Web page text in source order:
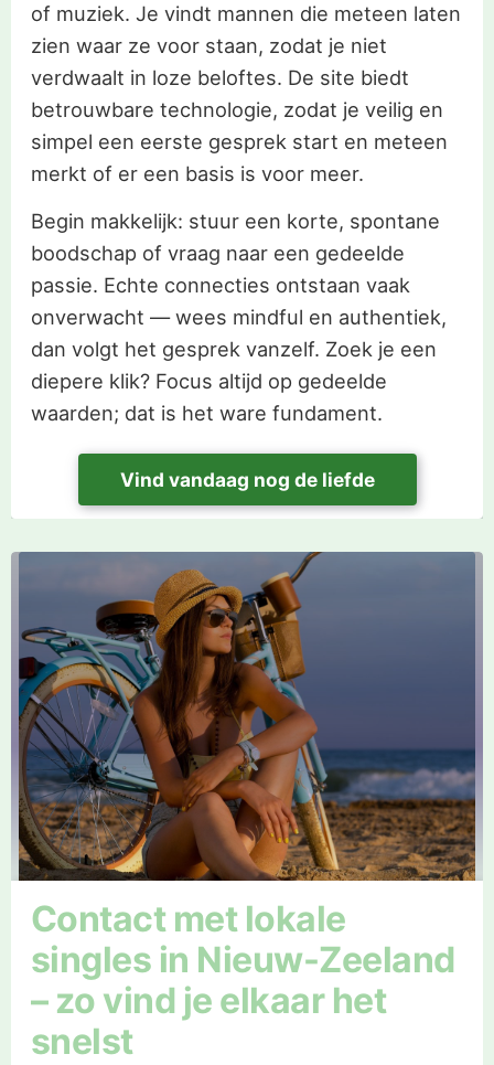
of muziek. Je vindt mannen die meteen laten
zien waar ze voor staan, zodat je niet
verdwaalt in loze beloftes. De site biedt
betrouwbare technologie, zodat je veilig en
simpel een eerste gesprek start en meteen
merkt of er een basis is voor meer.
Begin makkelijk: stuur een korte, spontane
boodschap of vraag naar een gedeelde
passie. Echte connecties ontstaan vaak
onverwacht — wees mindful en authentiek,
dan volgt het gesprek vanzelf. Zoek je een
diepere klik? Focus altijd op gedeelde
waarden; dat is het ware fundament.
Vind vandaag nog de liefde
Contact met lokale
singles in Nieuw-Zeeland
– zo vind je elkaar het
snelst